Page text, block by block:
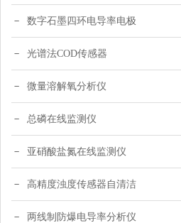
数字石墨四环电导率电极
光谱法COD传感器
微量溶解氧分析仪
总磷在线监测仪
亚硝酸盐氮在线监测仪
高精度浊度传感器自清洁
两线制防爆电导率分析仪